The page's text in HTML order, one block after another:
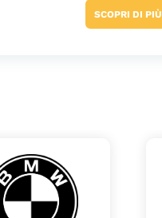
SCOPRI DI PIÙ